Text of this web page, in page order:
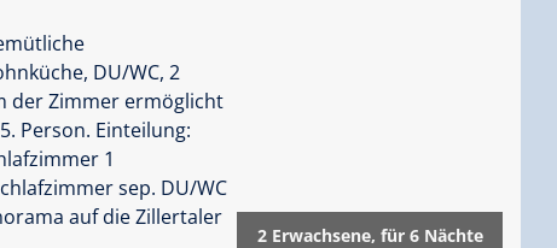
DU/WC, 2
der Zimmer ermöglicht
Person. Einteilung:
1
sep. DU/WC
auf die Zillertaler
2 Erwachsene, für 6 Nächte